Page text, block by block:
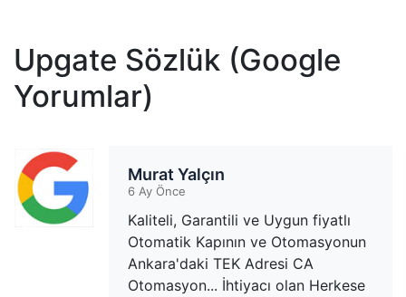
Upgate Sözlük (Google
Yorumlar)
Murat Yalçın
6 Ay Önce
Kaliteli, Garantili ve Uygun fiyatlı
Otomatik Kapının ve Otomasyonun
Ankara'daki TEK Adresi CA
Otomasyon... İhtiyacı olan Herkese